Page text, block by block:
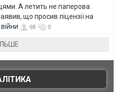
А летить не паперова
що просив ліцензії на
68 0